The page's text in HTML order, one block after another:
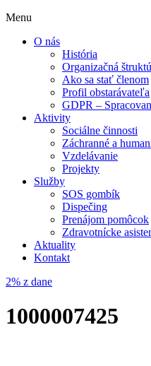
Menu
O nás
História
Organizačná
Ako sa stať členom
Profil obstarávateľa
GDPR –
Aktivity
Sociálne činnosti
Záchranné a
Vzdelávanie
Projekty
Služby
SOS gombík
Dispečing
Prenájom pomôcok
Zdravotnícke
Aktuality
Kontakt
2% z dane
1000007425